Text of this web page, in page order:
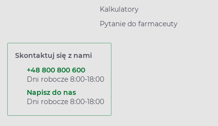
Kalkulatory
Pytanie do farmaceuty
Skontaktuj się z nami
+48 800 800 600
Dni robocze 8:00-18:00
Napisz do nas
Dni robocze 8:00-18:00